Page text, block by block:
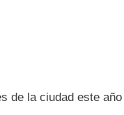
de la ciudad este